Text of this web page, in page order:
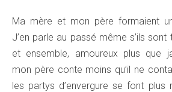
Ma mère et mon père formaient
J’en parle au passé même s’ils
et ensemble, amoureux plus que
mon père conte moins qu’il ne
les partys d’envergure se font plus